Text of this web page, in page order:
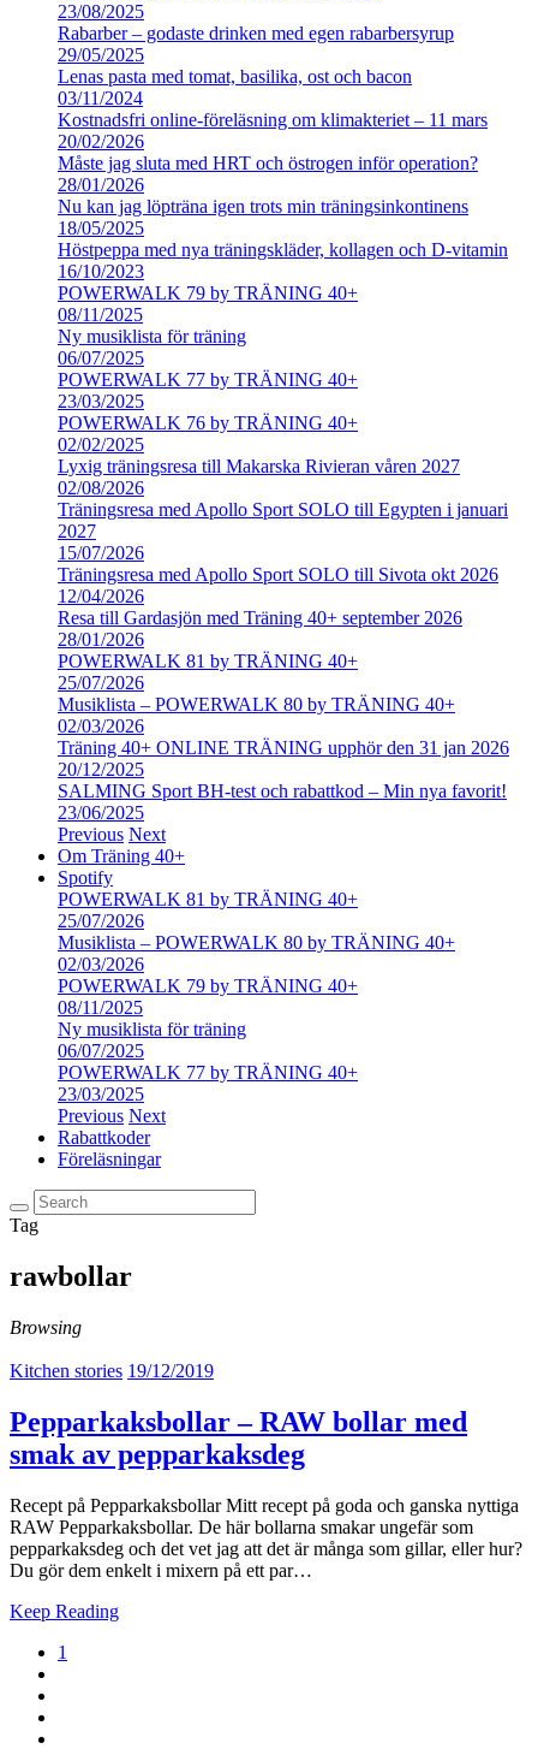
23/08/2025
Rabarber – godaste drinken med egen rabarbersyrup
29/05/2025
Lenas pasta med tomat, basilika, ost och bacon
03/11/2024
Kostnadsfri online-föreläsning om klimakteriet – 11 mars
20/02/2026
Måste jag sluta med HRT och östrogen inför operation?
28/01/2026
Nu kan jag löpträna igen trots min träningsinkontinens
18/05/2025
Höstpeppa med nya träningskläder, kollagen och D-vitamin
16/10/2023
POWERWALK 79 by TRÄNING 40+
08/11/2025
Ny musiklista för träning
06/07/2025
POWERWALK 77 by TRÄNING 40+
23/03/2025
POWERWALK 76 by TRÄNING 40+
02/02/2025
Lyxig träningsresa till Makarska Rivieran våren 2027
02/08/2026
Träningsresa med Apollo Sport SOLO till Egypten i januari
2027
15/07/2026
Träningsresa med Apollo Sport SOLO till Sivota okt 2026
12/04/2026
Resa till Gardasjön med Träning 40+ september 2026
28/01/2026
POWERWALK 81 by TRÄNING 40+
25/07/2026
Musiklista – POWERWALK 80 by TRÄNING 40+
02/03/2026
Träning 40+ ONLINE TRÄNING upphör den 31 jan 2026
20/12/2025
SALMING Sport BH-test och rabattkod – Min nya favorit!
23/06/2025
Previous Next
Om Träning 40+
Spotify
POWERWALK 81 by TRÄNING 40+
25/07/2026
Musiklista – POWERWALK 80 by TRÄNING 40+
02/03/2026
POWERWALK 79 by TRÄNING 40+
08/11/2025
Ny musiklista för träning
06/07/2025
POWERWALK 77 by TRÄNING 40+
23/03/2025
Previous Next
Rabattkoder
Föreläsningar
Tag
rawbollar
Browsing
Kitchen stories 19/12/2019
Pepparkaksbollar – RAW bollar med
smak av pepparkaksdeg
Recept på Pepparkaksbollar Mitt recept på goda och ganska nyttiga
RAW Pepparkaksbollar. De här bollarna smakar ungefär som
pepparkaksdeg och det vet jag att det är många som gillar, eller hur?
Du gör dem enkelt i mixern på ett par…
Keep Reading
1